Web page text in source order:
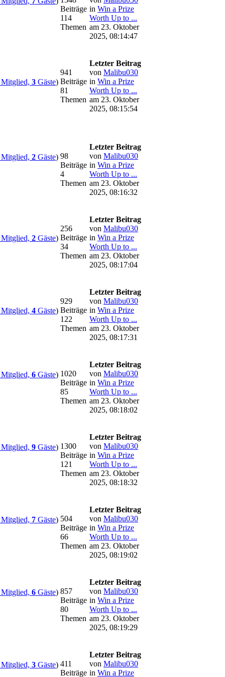
Beiträge
114
Themen
in Win a Prize
Worth Up to ...
am 23. Oktober
2025, 08:14:47
Mitglied, 3 Gäste)
941
Beiträge
81
Themen
Letzter Beitrag
von Malibu030
in Win a Prize
Worth Up to ...
am 23. Oktober
2025, 08:15:54
Mitglied, 2 Gäste) 98
Beiträge
4
Themen
Letzter Beitrag
von Malibu030
in Win a Prize
Worth Up to ...
am 23. Oktober
2025, 08:16:32
Mitglied, 2 Gäste)
256
Beiträge
34
Themen
Letzter Beitrag
von Malibu030
in Win a Prize
Worth Up to ...
am 23. Oktober
2025, 08:17:04
Mitglied, 4 Gäste)
929
Beiträge
122
Themen
Letzter Beitrag
von Malibu030
in Win a Prize
Worth Up to ...
am 23. Oktober
2025, 08:17:31
Mitglied, 6 Gäste) 1020
Beiträge
85
Themen
Letzter Beitrag
von Malibu030
in Win a Prize
Worth Up to ...
am 23. Oktober
2025, 08:18:02
Mitglied, 9 Gäste) 1300
Beiträge
121
Themen
Letzter Beitrag
von Malibu030
in Win a Prize
Worth Up to ...
am 23. Oktober
2025, 08:18:32
Mitglied, 7 Gäste) 504
Beiträge
66
Themen
Letzter Beitrag
von Malibu030
in Win a Prize
Worth Up to ...
am 23. Oktober
2025, 08:19:02
Mitglied, 6 Gäste) 857
Beiträge
80
Themen
Letzter Beitrag
von Malibu030
in Win a Prize
Worth Up to ...
am 23. Oktober
2025, 08:19:29
Mitglied, 3 Gäste) 411
Beiträge
Letzter Beitrag
von Malibu030
in Win a Prize